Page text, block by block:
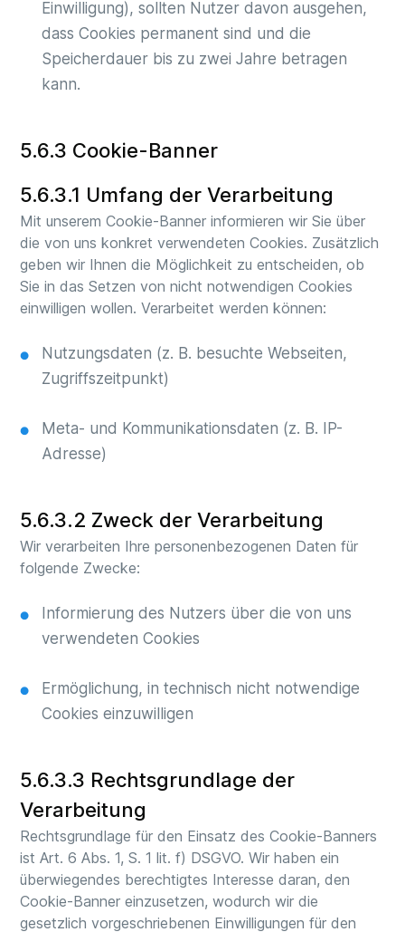
Einwilligung), sollten Nutzer davon ausgehen,
dass Cookies permanent sind und die
Speicherdauer bis zu zwei Jahre betragen
kann.
5.6.3 Cookie-Banner
5.6.3.1 Umfang der Verarbeitung
Mit unserem Cookie-Banner informieren wir Sie über
die von uns konkret verwendeten Cookies. Zusätzlich
geben wir Ihnen die Möglichkeit zu entscheiden, ob
Sie in das Setzen von nicht notwendigen Cookies
einwilligen wollen. Verarbeitet werden können:
Nutzungsdaten (z. B. besuchte Webseiten,
Zugriffszeitpunkt)
Meta- und Kommunikationsdaten (z. B. IP-
Adresse)
5.6.3.2 Zweck der Verarbeitung
Wir verarbeiten Ihre personenbezogenen Daten für
folgende Zwecke:
Informierung des Nutzers über die von uns
verwendeten Cookies
Ermöglichung, in technisch nicht notwendige
Cookies einzuwilligen
5.6.3.3 Rechtsgrundlage der
Verarbeitung
Rechtsgrundlage für den Einsatz des Cookie-Banners
ist Art. 6 Abs. 1, S. 1 lit. f) DSGVO. Wir haben ein
überwiegendes berechtigtes Interesse daran, den
Cookie-Banner einzusetzen, wodurch wir die
gesetzlich vorgeschriebenen Einwilligungen für den